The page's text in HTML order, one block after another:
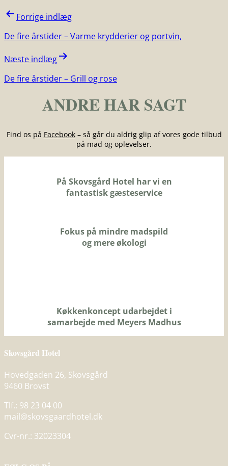
Indlægsnavigation
Forrige indlæg
De fire årstider – Varme krydderier og portvin,
Næste indlæg
De fire årstider – Grill og rose
ANDRE HAR SAGT
Find os på Facebook– så går du aldrig glip af vores gode tilbud
på mad og oplevelser.
På Skovsgård Hotel har vi en
fantastisk gæsteservice
Fokus på mindre madspild
og mere økologi
Køkkenkoncept udarbejdet i
samarbejde med Meyers Madhus
Skovsgård Hotel
Hovedgaden 26, Skovsgård
9460 Brovst
Tlf.: 98 23 04 00
mail@skovsgaardhotel.dk
Cvr-nr.: 32023304